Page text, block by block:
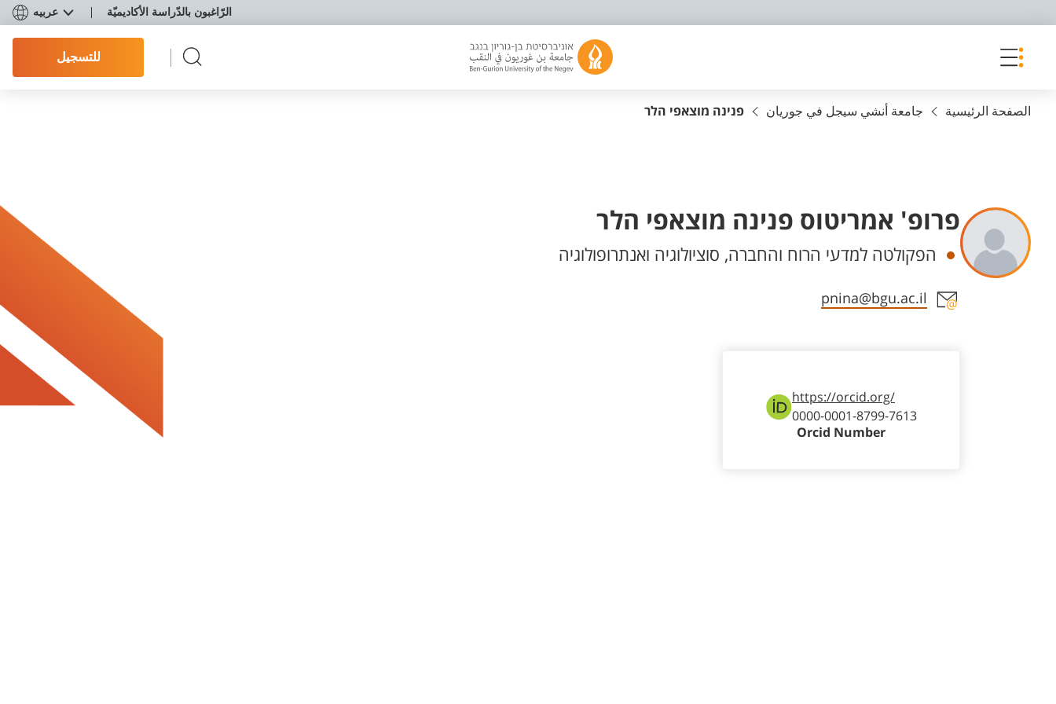
الرّاغبون بالدّراسة الأكاديميّة عربيه
للتسجيل
الصفحة الرئيسية جامعة أنشي سيجل في جوريان פנינה מוצאפי הלר
פרופ' אמריטוס פנינה מוצאפי הלר
Departments
הפקולטה למדעי הרוח והחברה, סוציולוגיה ואנתרופולוגיה
Staff member contact section
pnina@bgu.ac.il
https://orcid.org/
0000-0001-8799-7613
Orcid Number